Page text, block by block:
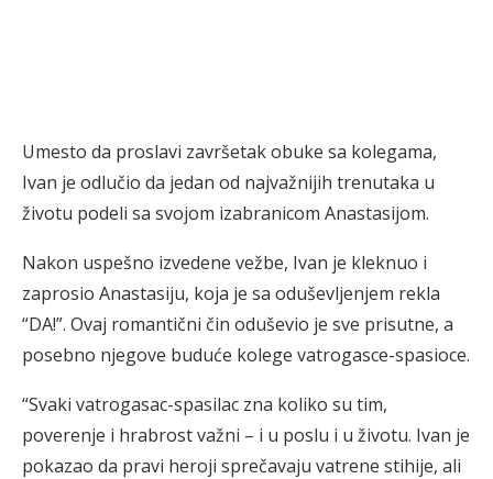
Umesto da proslavi završetak obuke sa kolegama,
Ivan je odlučio da jedan od najvažnijih trenutaka u
životu podeli sa svojom izabranicom Anastasijom.
Nakon uspešno izvedene vežbe, Ivan je kleknuo i
zaprosio Anastasiju, koja je sa oduševljenjem rekla
“DA!”. Ovaj romantični čin oduševio je sve prisutne, a
posebno njegove buduće kolege vatrogasce-spasioce.
“Svaki vatrogasac-spasilac zna koliko su tim,
poverenje i hrabrost važni – i u poslu i u životu. Ivan je
pokazao da pravi heroji sprečavaju vatrene stihije, ali